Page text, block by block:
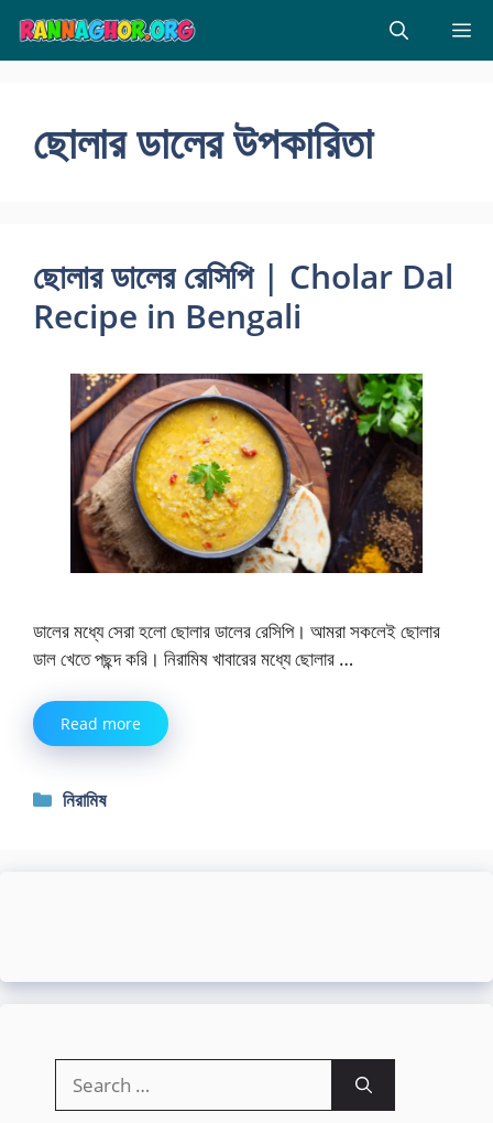
Skip
content
ছোলার ডালের উপকারিতা
ছোলার ডালের রেসিপি | Cholar Dal
Recipe in Bengali
ডালের মধ্যে সেরা হলো ছোলার ডালের রেসিপি। আমরা সকলেই ছোলার
ডাল খেতে পছন্দ করি। নিরামিষ খাবারের মধ্যে ছোলার …
Read more
Categories
নিরামিষ
for: